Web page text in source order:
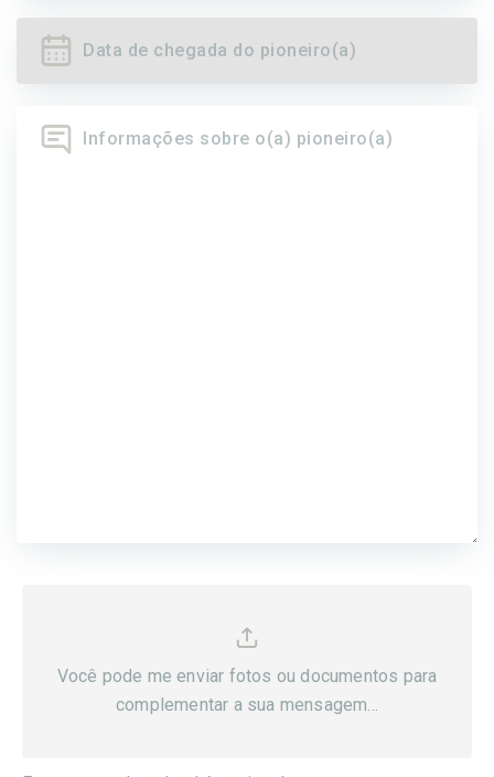
Você pode me enviar fotos ou documentos para
complementar a sua mensagem...